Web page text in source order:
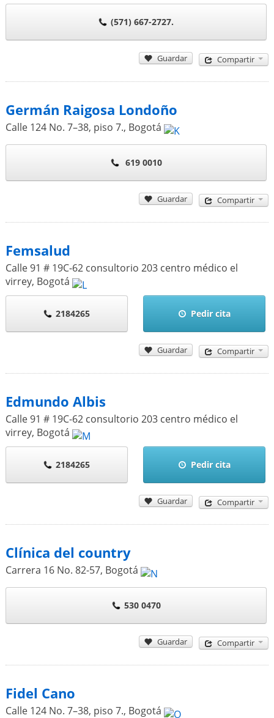
(571) 667-2727.
Guardar Compartir
Germán Raigosa Londoño
Calle 124 No. 7–38, piso 7., Bogotá
619 0010
Guardar Compartir
Femsalud
Calle 91 # 19C-62 consultorio 203 centro médico el
virrey, Bogotá
2184265 Pedir cita
Guardar Compartir
Edmundo Albis
Calle 91 # 19C-62 consultorio 203 centro médico el
virrey, Bogotá
2184265 Pedir cita
Guardar Compartir
Clínica del country
Carrera 16 No. 82-57, Bogotá
530 0470
Guardar Compartir
Fidel Cano
Calle 124 No. 7–38, piso 7., Bogotá